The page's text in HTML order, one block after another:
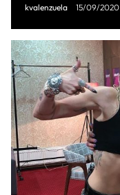
kvalenzuela 15/09/2020